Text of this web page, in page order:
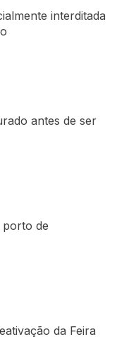
interditada
antes de ser
porto de
da Feira